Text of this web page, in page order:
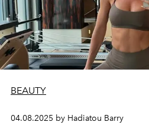
BEAUTY
04.08.2025 by Hadiatou Barry